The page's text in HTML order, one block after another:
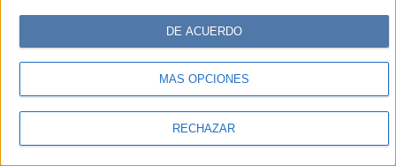
cambiar sus preferencias antes de otorgar su consentimiento.
Tenga en cuenta que algún procesamiento de sus datos
personales puede no requerir de su consentimiento, pero usted
tiene el derecho de rechazar tal procesamiento. Sus
sus preferencias o retirar su consentimiento en cualquier
MÁS OPCIONES
RECHAZAR
DE ACUERDO